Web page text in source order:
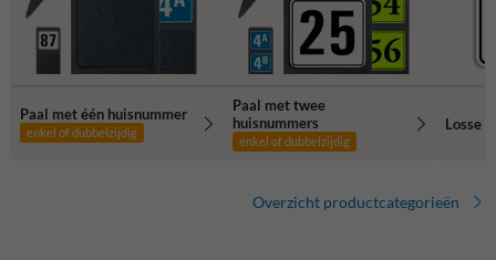
Paal met één huisnummer
enkel of dubbelzijdig
Paal met twee
huisnummers
enkel of dubbelzijdig
Losse
Overzicht productcategorieën